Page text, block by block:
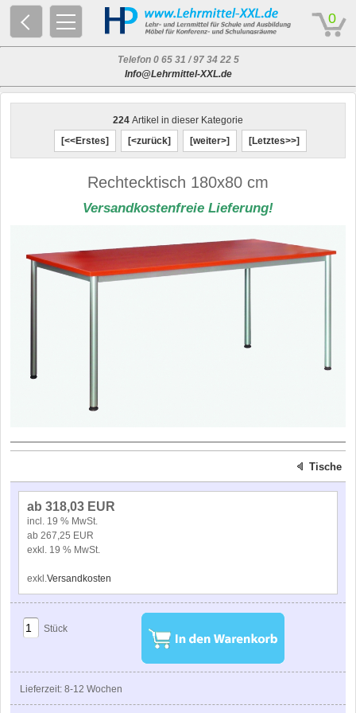
0
Telefon 0 65 31 / 97 34 22 5
Info@Lehrmittel-XXL.de
224 Artikel in dieser Kategorie
[<<Erstes]
[<zurück] [weiter>] [Letztes>>]
Rechtecktisch 180x80 cm
Versandkostenfreie Lieferung!
Tische
ab 318,03 EUR
incl. 19 % MwSt.
ab 267,25 EUR
exkl. 19 % MwSt.
exkl.Versandkosten
Stück
Lieferzeit: 8-12 Wochen
© 2026 - Based on eCommerce Engine xt:Commerce Shopsoftware